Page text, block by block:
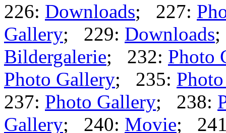
226: Downloads; 227:
Gallery; 229: Downloads
Bildergalerie; 232: Photo
Photo Gallery; 235:
237: Photo Gallery; 238:
Gallery; 240: Movie;